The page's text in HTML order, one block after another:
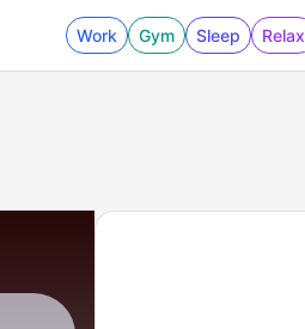
Work Gym Sleep Relax